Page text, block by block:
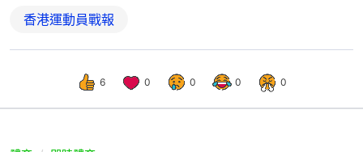
香港運動員戰報
6 0 0 0 0